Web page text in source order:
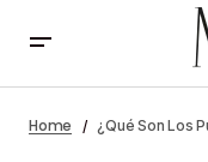
Home ¿Qué Son Los